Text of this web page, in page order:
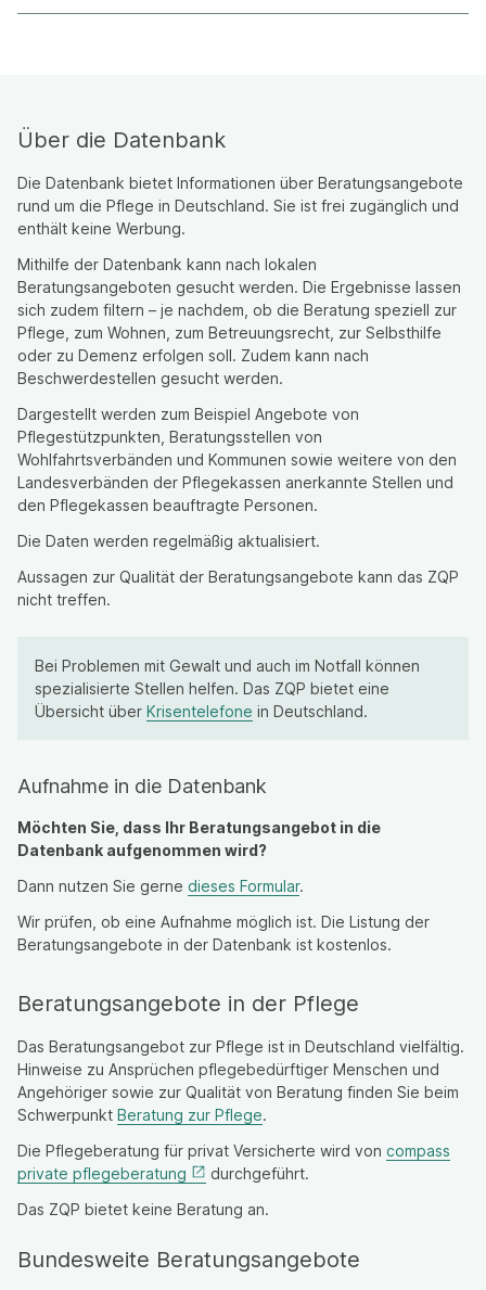
Über die Datenbank
Die Datenbank bietet Informationen über Beratungsangebote
rund um die Pflege in Deutschland. Sie ist frei zugänglich und
enthält keine Werbung.
Mithilfe der Datenbank kann nach lokalen
Beratungsangeboten gesucht werden. Die Ergebnisse lassen
sich zudem filtern – je nachdem, ob die Beratung speziell zur
Pflege, zum Wohnen, zum Betreuungsrecht, zur Selbsthilfe
oder zu Demenz erfolgen soll. Zudem kann nach
Beschwerdestellen gesucht werden.
Dargestellt werden zum Beispiel Angebote von
Pflegestützpunkten, Beratungsstellen von
Wohlfahrtsverbänden und Kommunen sowie weitere von den
Landesverbänden der Pflegekassen anerkannte Stellen und
den Pflegekassen beauftragte Personen.
Die Daten werden regelmäßig aktualisiert.
Aussagen zur Qualität der Beratungsangebote kann das ZQP
nicht treffen.
Bei Problemen mit Gewalt und auch im Notfall können
spezialisierte Stellen helfen. Das ZQP bietet eine
Übersicht über Krisentelefone in Deutschland.
Aufnahme in die Datenbank
Möchten Sie, dass Ihr Beratungsangebot in die
Datenbank aufgenommen wird?
Dann nutzen Sie gerne dieses Formular.
Wir prüfen, ob eine Aufnahme möglich ist. Die Listung der
Beratungsangebote in der Datenbank ist kostenlos.
Beratungsangebote in der Pflege
Das Beratungsangebot zur Pflege ist in Deutschland vielfältig.
Hinweise zu Ansprüchen pflegebedürftiger Menschen und
Angehöriger sowie zur Qualität von Beratung finden Sie beim
Schwerpunkt Beratung zur Pflege.
Die Pflegeberatung für privat Versicherte wird von compass
private pflegeberatung
durchgeführt.
Das ZQP bietet keine Beratung an.
Bundesweite Beratungsangebote